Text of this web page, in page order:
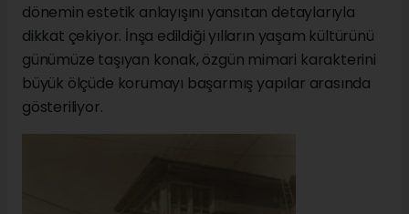
dönemin estetik anlayışını yansıtan detaylarıyla
dikkat çekiyor. İnşa edildiği yılların yaşam kültürünü
günümüze taşıyan konak, özgün mimari karakterini
büyük ölçüde korumayı başarmış yapılar arasında
gösteriliyor.